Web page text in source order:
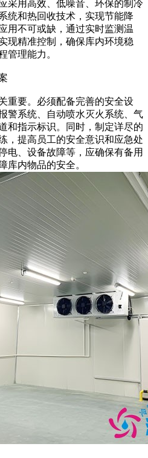
采用高效、低噪音、环保的制冷
统和热回收技术，实现节能降
用不可或缺，通过实时监测温
现精准控制，确保库内环境稳
管理能力。
要。必须配备完善的安全设
警系统、自动喷水灭火系统、气
和指示标识。同时，制定详尽的
，提高员工的安全意识和应急处
电、设备故障等，应确保有备用
库内物品的安全。